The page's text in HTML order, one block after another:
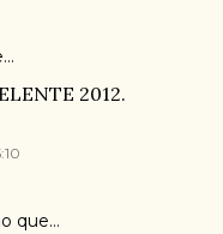
2012.
que…